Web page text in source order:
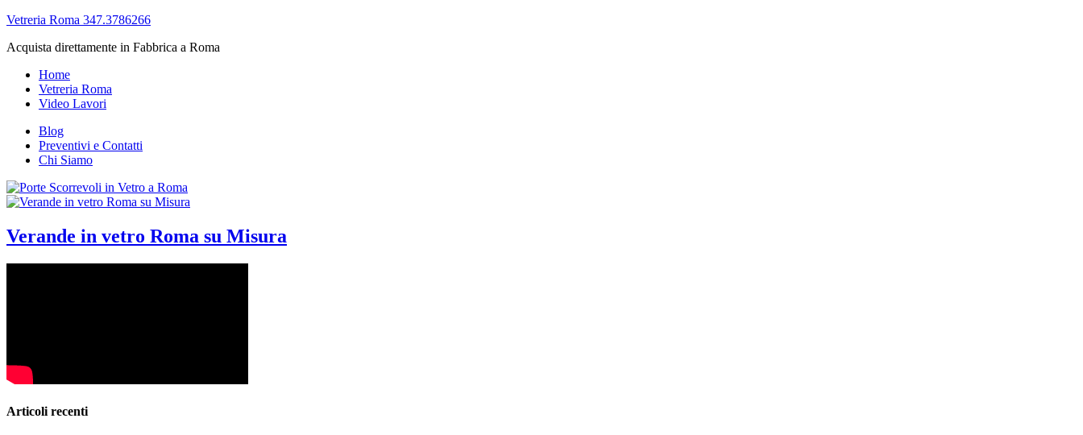
Vetreria Roma 347.3786266
Acquista direttamente in Fabbrica a Roma
Home
Vetreria Roma
Video Lavori
Blog
Preventivi e Contatti
Chi Siamo
Verande in vetro Roma su Misura
Articoli recenti